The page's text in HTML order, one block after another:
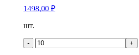
1498,00 ₽
Количество
Кронапласт
шт.
- +